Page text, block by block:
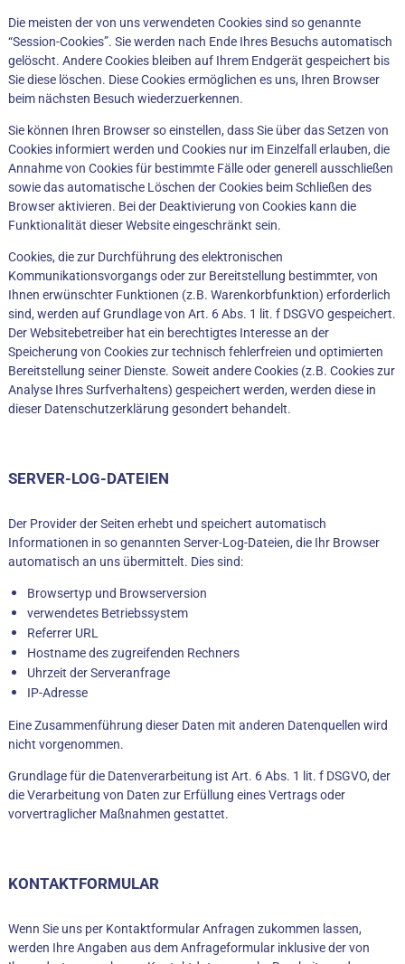
Die meisten der von uns verwendeten Cookies sind so genannte
“Session-Cookies”. Sie werden nach Ende Ihres Besuchs automatisch
gelöscht. Andere Cookies bleiben auf Ihrem Endgerät gespeichert bis
Sie diese löschen. Diese Cookies ermöglichen es uns, Ihren Browser
beim nächsten Besuch wiederzuerkennen.
Sie können Ihren Browser so einstellen, dass Sie über das Setzen von
Cookies informiert werden und Cookies nur im Einzelfall erlauben, die
Annahme von Cookies für bestimmte Fälle oder generell ausschließen
sowie das automatische Löschen der Cookies beim Schließen des
Browser aktivieren. Bei der Deaktivierung von Cookies kann die
Funktionalität dieser Website eingeschränkt sein.
Cookies, die zur Durchführung des elektronischen
Kommunikationsvorgangs oder zur Bereitstellung bestimmter, von
Ihnen erwünschter Funktionen (z.B. Warenkorbfunktion) erforderlich
sind, werden auf Grundlage von Art. 6 Abs. 1 lit. f DSGVO gespeichert.
Der Websitebetreiber hat ein berechtigtes Interesse an der
Speicherung von Cookies zur technisch fehlerfreien und optimierten
Bereitstellung seiner Dienste. Soweit andere Cookies (z.B. Cookies zur
Analyse Ihres Surfverhaltens) gespeichert werden, werden diese in
dieser Datenschutzerklärung gesondert behandelt.
SERVER-LOG-DATEIEN
Der Provider der Seiten erhebt und speichert automatisch
Informationen in so genannten Server-Log-Dateien, die Ihr Browser
automatisch an uns übermittelt. Dies sind:
Browsertyp und Browserversion
verwendetes Betriebssystem
Referrer URL
Hostname des zugreifenden Rechners
Uhrzeit der Serveranfrage
IP-Adresse
Eine Zusammenführung dieser Daten mit anderen Datenquellen wird
nicht vorgenommen.
Grundlage für die Datenverarbeitung ist Art. 6 Abs. 1 lit. f DSGVO, der
die Verarbeitung von Daten zur Erfüllung eines Vertrags oder
vorvertraglicher Maßnahmen gestattet.
KONTAKTFORMULAR
Wenn Sie uns per Kontaktformular Anfragen zukommen lassen,
werden Ihre Angaben aus dem Anfrageformular inklusive der von